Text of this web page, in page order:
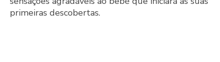
primeiras descobertas.